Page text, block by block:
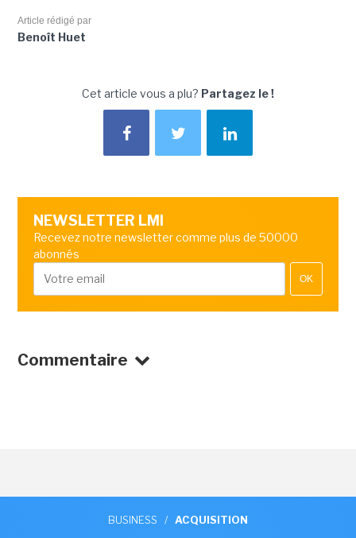
Article rédigé par
Benoît Huet
Cet article vous a plu? Partagez le !
NEWSLETTER LMI
Recevez notre newsletter comme plus de 50000
abonnés
OK
Commentaire
BUSINESS / ACQUISITION